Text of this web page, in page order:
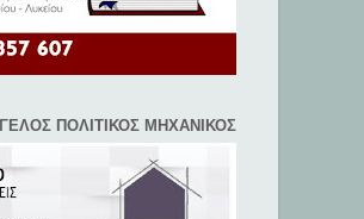
ΠΟΛΙΤΙΚΟΣ ΜΗΧΑΝΙΚΟΣ